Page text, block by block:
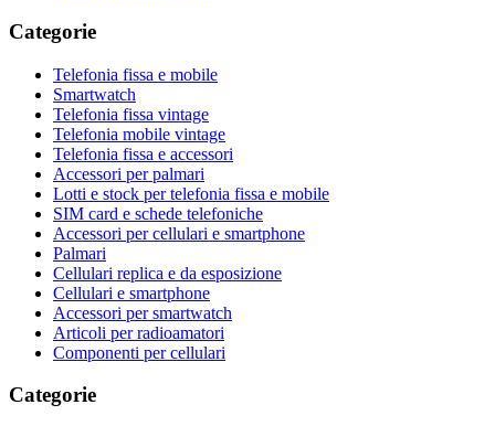
Categorie
Telefonia fissa e mobile
Smartwatch
Telefonia fissa vintage
Telefonia mobile vintage
Telefonia fissa e accessori
Accessori per palmari
Lotti e stock per telefonia fissa e mobile
SIM card e schede telefoniche
Accessori per cellulari e smartphone
Palmari
Cellulari replica e da esposizione
Cellulari e smartphone
Accessori per smartwatch
Articoli per radioamatori
Componenti per cellulari
Categorie